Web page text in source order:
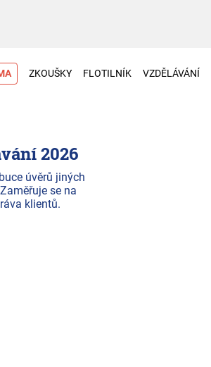
ZKOUŠKY FLOTILNÍK VZDĚLÁVÁNÍ
2026
úvěrů jiných
se na
klientů.